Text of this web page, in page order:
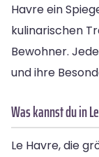
Havre ein
kulinarischen
Bewohner.
und ihre
Was kannst du in
Le Havre, die